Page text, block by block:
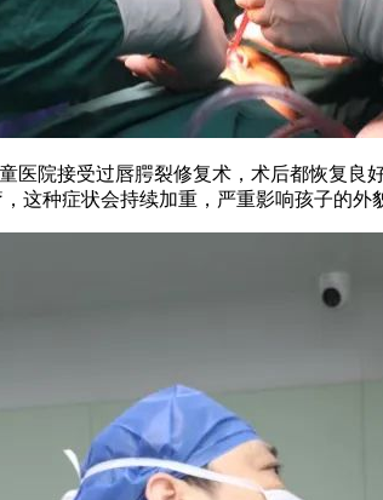
医院接受过唇腭裂修复术，术后都恢复
这种症状会持续加重，严重影响孩子的外